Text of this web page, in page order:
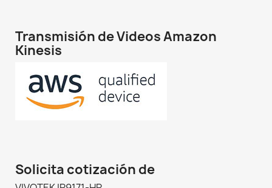
Transmisión de Videos Amazon
Kinesis
Solicita cotización de